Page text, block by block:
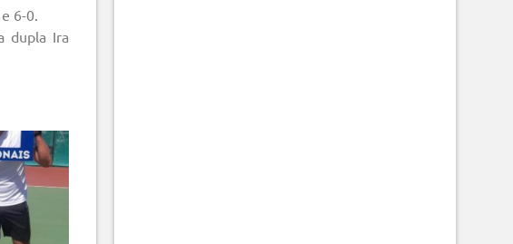
6-0.
dupla Ira